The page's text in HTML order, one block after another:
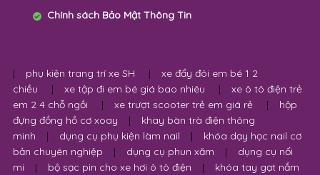
Chính sách Bảo Mật Thông Tin
| phụ kiện trang trí xe SH |
xe đẩy đôi em bé 1 2
chiều
| xe tập đi em bé giá bao nhiêu |
xe ô tô điện trẻ
em 2 4 chỗ ngồi
| xe trượt scooter trẻ em giá rẻ |
hộp
đựng đồng hồ cơ xoay
|
khay bàn trà điện thông
minh
| dụng cụ phụ kiện làm nail |
khóa dạy học nail cơ
bản chuyên nghiệp
| dụng cụ phun xăm |
dụng cụ nối
mi
| bộ sạc pin cho xe hơi ô tô điện |
khóa tay gạt nắm